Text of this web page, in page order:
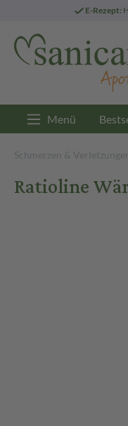
E-Rezept:
Menü
Schmerzen & Verletzungen
Ratioline